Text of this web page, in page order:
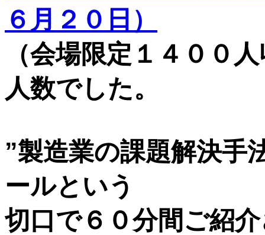
６月２０日）
（会場限定１４００
人数でした。
”製造業の課題解決手
ールという
切口で６０分間ご紹